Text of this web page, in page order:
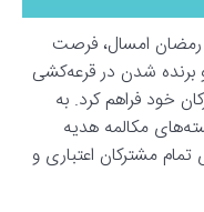
رمضان امسال، فرصت
اولی و برنده شدن در قرعه‌کشی
خود فراهم کرد. به
مکالمه هدیه
تمام مشترکان اعتباری و